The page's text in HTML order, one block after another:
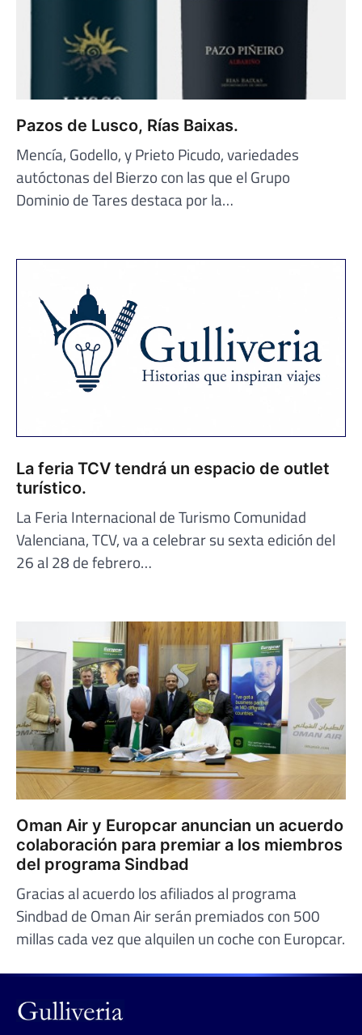
Pazos de Lusco, Rías Baixas.
Mencía, Godello, y Prieto Picudo, variedades
autóctonas del Bierzo con las que el Grupo
Dominio de Tares destaca por la…
La feria TCV tendrá un espacio de outlet
turístico.
La Feria Internacional de Turismo Comunidad
Valenciana, TCV, va a celebrar su sexta edición del
26 al 28 de febrero…
Oman Air y Europcar anuncian un acuerdo
colaboración para premiar a los miembros
del programa Sindbad
Gracias al acuerdo los afiliados al programa
Sindbad de Oman Air serán premiados con 500
millas cada vez que alquilen un coche con Europcar.